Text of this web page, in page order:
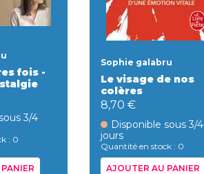
fois -
3/4
: 0
Sophie galabru
Le visage de nos
colères
8,70 €
Disponible sous 3/4
jours
Quantité en stock : 0
AJOUTER AU PANIER